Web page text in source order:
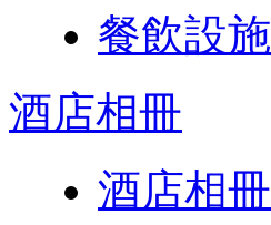
餐飲設施
酒店相冊
酒店相冊